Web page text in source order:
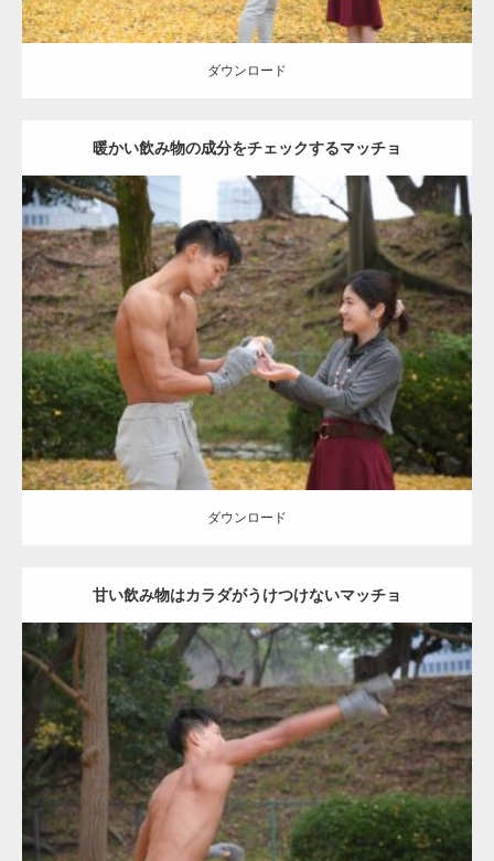
ダウンロード
暖かい飲み物の成分をチェックするマッチョ
Update:2021.07.8
Category:公園のマッチョ その他 AKIHITO(細マッチョ) 上腕三頭筋
肩
ダウンロード
ダウンロード
甘い飲み物はカラダがうけつけないマッチョ
Update:2021.07.8
Category: 公園のマッチョ その他 AKIHITO(細マッチョ) 背中
ダウンロード